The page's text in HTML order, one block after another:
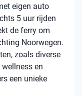
eigen auto
5 uur rijden
de ferry om
Noorwegen.
zoals diverse
en
een unieke